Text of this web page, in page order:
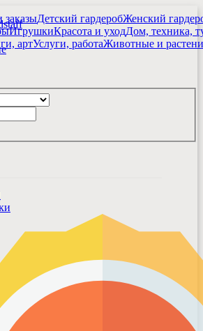
Детский гардеробЖенский
ИгрушкиКрасота и уходДом, техника,
артУслуги, работаЖивотные и